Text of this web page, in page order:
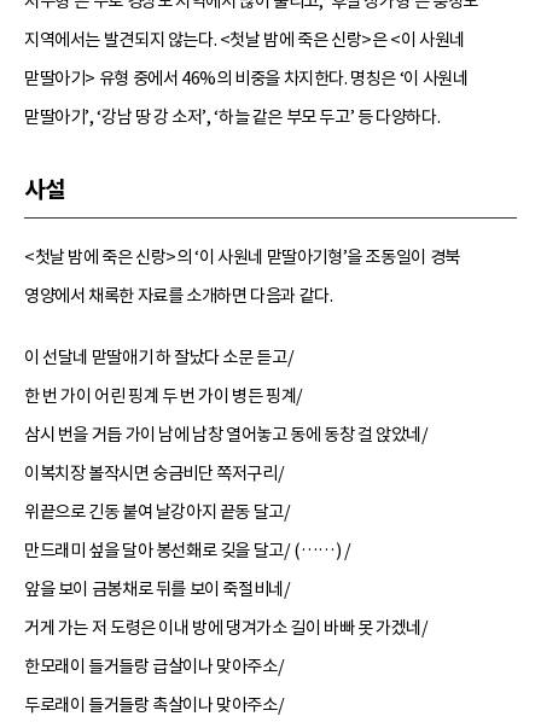
지역에서는 발견되지 않는다. <첫날 밤에 죽은 신랑>은 <이 사원네
맏딸아기> 유형 중에서 46%의 비중을 차지한다. 명칭은 ‘이 사원네
맏딸아기’, ‘강남 땅 강 소저’, ‘하늘 같은 부모 두고’ 등 다양하다.
사설
<첫날 밤에 죽은 신랑>의 ‘이 사원네 맏딸아기형’을 조동일이 경북
영양에서 채록한 자료를 소개하면 다음과 같다.
이 선달네 맏딸애기 하 잘났다 소문 듣고/
한 번 가이 어린 핑계 두 번 가이 병든 핑계/
삼시 번을 거듭 가이 남에 남창 열어놓고 동에 동창 걸 앉았네/
이복치장 볼작시면 숭금비단 쪽저구리/
위끝으로 긴동 붙여 날강아지 끝동 달고/
만드래미 섶을 달아 봉선홰로 깆을 달고/ (……) /
앞을 보이 금봉채로 뒤를 보이 죽절비네/
거게 가는 저 도령은 이내 방에 댕겨가소 길이 바빠 못 가겠네/
한모래이 들거들랑 급살이나 맞아주소/
두로래이 들거들랑 촉살이나 맞아주소/